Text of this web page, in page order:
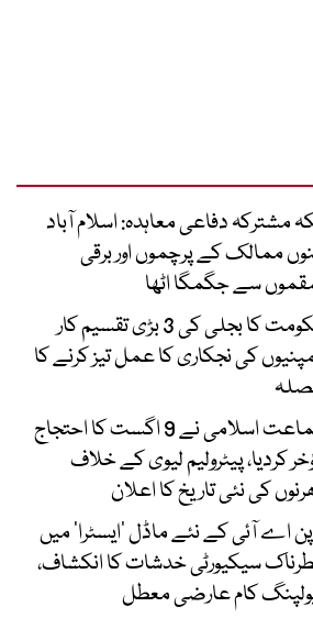
مشترکہ دفاعی معاہدہ: اسلام آباد
ممالک کے پرچموں اور برقی
سے جگمگا اٹھا
حکومت کا بجلی کی 3 بڑی تقسیم کار
کی نجکاری کا عمل تیز کرنے کا
جماعت اسلامی نے 9 اگست کا احتجاج
کردیا، پیٹرولیم لیوی کے خلاف
کی نئی تاریخ کا اعلان
اے آئی کے نئے ماڈل ’ایسٹرا‘ میں
سیکیورٹی خدشات کا انکشاف،
کام عارضی معطل